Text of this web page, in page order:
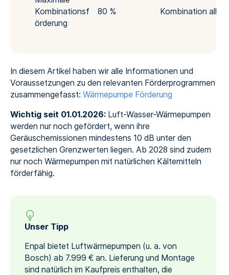
Kombinationsf
örderung
80 % Kombination aller
In diesem Artikel haben wir alle Informationen und
Voraussetzungen zu den relevanten Förderprogrammen
zusammengefasst: Wärmepumpe Förderung
Wichtig seit 01.01.2026:Luft-Wasser-Wärmepumpen
werden nur noch gefördert, wenn ihre
Geräuschemissionen mindestens 10 dB unter den
gesetzlichen Grenzwerten liegen. Ab 2028 sind zudem
nur noch Wärmepumpen mit natürlichen Kältemitteln
förderfähig.
Unser Tipp
Enpal bietet Luftwärmepumpen (u. a. von
Bosch) ab 7.999 € an. Lieferung und Montage
sind natürlich im Kaufpreis enthalten, die